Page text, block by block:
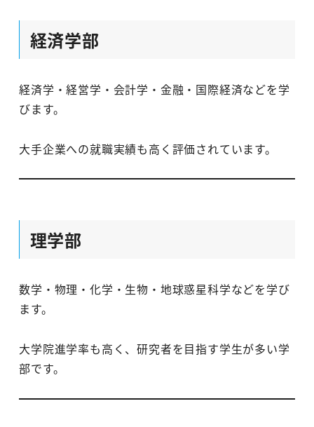
経済学部
経済学・経営学・会計学・金融・国際経済などを学
びます。
大手企業への就職実績も高く評価されています。
理学部
数学・物理・化学・生物・地球惑星科学などを学び
ます。
大学院進学率も高く、研究者を目指す学生が多い学
部です。